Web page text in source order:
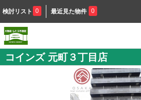
検討リスト 0 最近見た物件 0
コインズ 元町３丁目店